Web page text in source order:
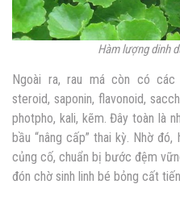
Hàm lượng dinh
Ngoài ra, rau má còn có
steroid, saponin, flavonoid,
photpho, kali, kẽm. Đây toàn là
bầu “nâng cấp” thai kỳ. Nhờ
củng cố, chuẩn bị bước đệm
đón chờ sinh linh bé bỏng cất